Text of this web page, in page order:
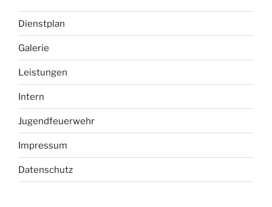
Dienstplan
Galerie
Leistungen
Intern
Jugendfeuerwehr
Impressum
Datenschutz